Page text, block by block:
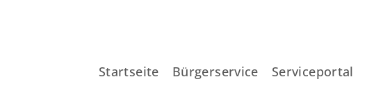
Startseite Bürgerservice Serviceportal